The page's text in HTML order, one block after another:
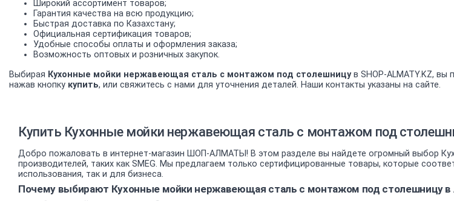
Широкий ассортимент товаров;
Гарантия качества на всю продукцию;
Быстрая доставка по Казахстану;
Официальная сертификация товаров;
Удобные способы оплаты и оформления заказа;
Возможность оптовых и розничных закупок.
Выбирая Кухонные мойки нержавеющая сталь с монтажом под столешницув SHOP-ALMATY.KZ, вы
нажав кнопку купить, или свяжитесь с нами для уточнения деталей. Наши контакты указаны на сайте.
Купить Кухонные мойки нержавеющая сталь с монтажом под
Добро пожаловать в интернет-магазин ШОП-АЛМАТЫ! В этом разделе вы найдете огромный выбор
производителей, таких как SMEG. Мы предлагаем только сертифицированные товары, которые
использования, так и для бизнеса.
Почему выбирают Кухонные мойки нержавеющая сталь с монтажом под столешницу в